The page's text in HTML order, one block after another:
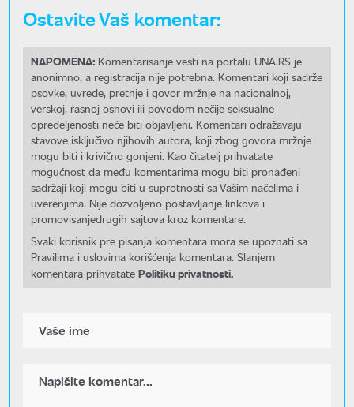
Ostavite Vaš komentar:
NAPOMENA: Komentarisanje vesti na portalu UNA.RS je
anonimno, a registracija nije potrebna. Komentari koji sadrže
psovke, uvrede, pretnje i govor mržnje na nacionalnoj,
verskoj, rasnoj osnovi ili povodom nečije seksualne
opredeljenosti neće biti objavljeni. Komentari odražavaju
stavove isključivo njihovih autora, koji zbog govora mržnje
mogu biti i krivično gonjeni. Kao čitatelj prihvatate
mogućnost da među komentarima mogu biti pronađeni
sadržaji koji mogu biti u suprotnosti sa Vašim načelima i
uverenjima. Nije dozvoljeno postavljanje linkova i
promovisanjedrugih sajtova kroz komentare.
Svaki korisnik pre pisanja komentara mora se upoznati sa
Pravilima i uslovima korišćenja komentara. Slanjem
komentara prihvatate Politiku privatnosti.